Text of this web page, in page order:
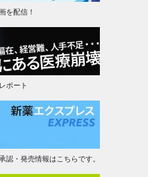
を配信！
ポート
認・発売情報はこちらです。